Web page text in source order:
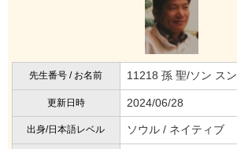
先生番号 / お名前 11218 孫 聖/ソン スン
更新日時 2024/06/28
出身/日本語レベル ソウル / ネイティブ